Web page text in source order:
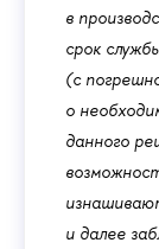
в
срок
(с
о
данного
и далее